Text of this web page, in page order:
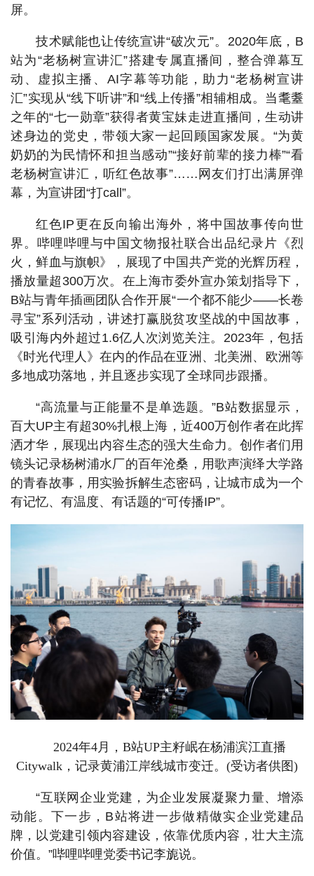
屏。
技术赋能也让传统宣讲“破次元”。2020年底，B
站为“老杨树宣讲汇”搭建专属直播间，整合弹幕互
动、虚拟主播、AI字幕等功能，助力“老杨树宣讲
汇”实现从“线下听讲”和“线上传播”相辅相成。当耄耋
之年的“七一勋章”获得者黄宝妹走进直播间，生动讲
述身边的党史，带领大家一起回顾国家发展。“为黄
奶奶的为民情怀和担当感动”“接好前辈的接力棒”“看
老杨树宣讲汇，听红色故事”……网友们打出满屏弹
幕，为宣讲团“打call”。
红色IP更在反向输出海外，将中国故事传向世
界。哔哩哔哩与中国文物报社联合出品纪录片《烈
火，鲜血与旗帜》，展现了中国共产党的光辉历程，
播放量超300万次。在上海市委外宣办策划指导下，
B站与青年插画团队合作开展“一个都不能少——长卷
寻宝”系列活动，讲述打赢脱贫攻坚战的中国故事，
吸引海内外超过1.6亿人次浏览关注。2023年，包括
《时光代理人》在内的作品在亚洲、北美洲、欧洲等
多地成功落地，并且逐步实现了全球同步跟播。
“高流量与正能量不是单选题。”B站数据显示，
百大UP主有超30%扎根上海，近400万创作者在此挥
洒才华，展现出内容生态的强大生命力。创作者们用
镜头记录杨树浦水厂的百年沧桑，用歌声演绎大学路
的青春故事，用实验拆解生态密码，让城市成为一个
有记忆、有温度、有话题的“可传播IP”。
2024年4月，B站UP主籽岷在杨浦滨江直播
Citywalk，记录黄浦江岸线城市变迁。(受访者供图)
“互联网企业党建，为企业发展凝聚力量、增添
动能。下一步，B站将进一步做精做实企业党建品
牌，以党建引领内容建设，依靠优质内容，壮大主流
价值。”哔哩哔哩党委书记李旎说。